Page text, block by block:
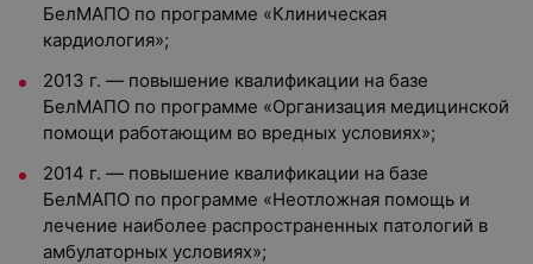
БелМАПО по программе «Клиническая
кардиология»;
2013 г. — повышение квалификации на базе
БелМАПО по программе «Организация медицинской
помощи работающим во вредных условиях»;
2014 г. — повышение квалификации на базе
БелМАПО по программе «Неотложная помощь и
лечение наиболее распространенных патологий в
амбулаторных условиях»;